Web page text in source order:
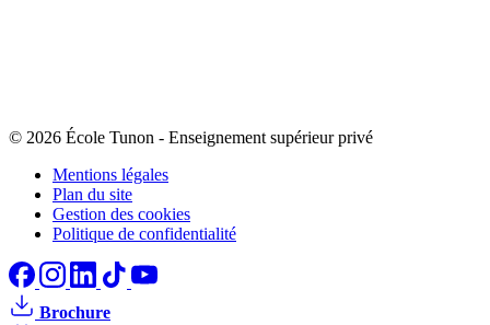
© 2026 École Tunon - Enseignement supérieur privé
Mentions légales
Plan du site
Gestion des cookies
Politique de confidentialité
Brochure